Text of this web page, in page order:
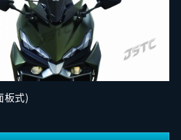
板式)